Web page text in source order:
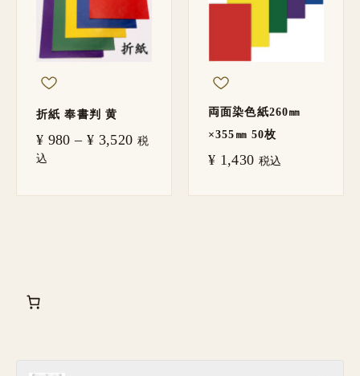
折紙 奉書判 黄
¥ 980 – ¥ 3,520
¥ 3,520
税
込
両面染色紙260㎜
×355㎜ 50枚
¥ 1,430 税込